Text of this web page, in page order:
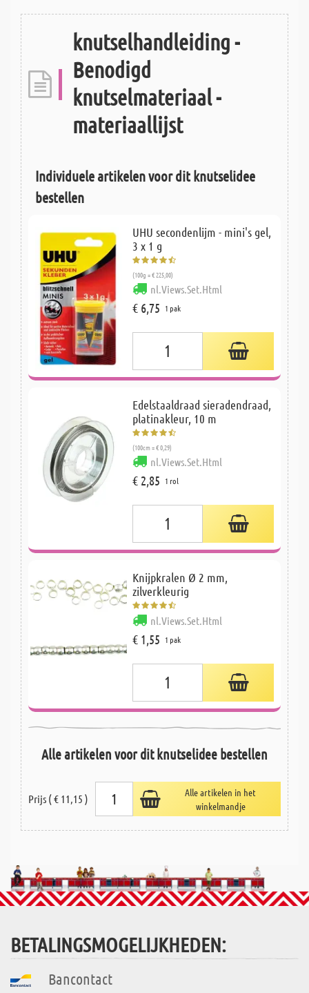
knutselhandleiding -
Benodigd
knutselmateriaal -
materiaallijst
Individuele artikelen voor dit knutselidee
bestellen
UHU secondenlijm - mini's gel,
3 x 1 g
(100g = € 225,00)
nl.Views.Set.Html
€ 6,75 1 pak
Edelstaaldraad sieradendraad,
platinakleur, 10 m
(100cm = € 0,29)
nl.Views.Set.Html
€ 2,85 1 rol
Knijpkralen Ø 2 mm,
zilverkleurig
nl.Views.Set.Html
€ 1,55 1 pak
Alle artikelen voor dit knutselidee bestellen
Prijs ( € 11,15 )
Alle artikelen in het
winkelmandje
BETALINGSMOGELIJKHEDEN:
Bancontact